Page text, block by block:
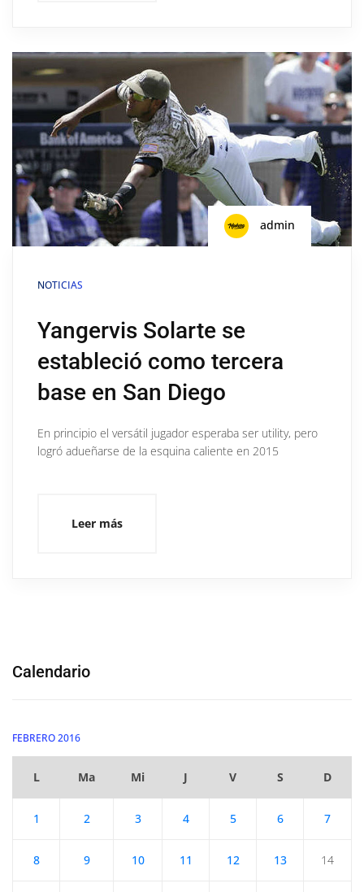
admin
NOTICIAS
Yangervis Solarte se
estableció como tercera
base en San Diego
En principio el versátil jugador esperaba ser utility, pero
logró adueñarse de la esquina caliente en 2015
Leer más
Calendario
FEBRERO 2016
L Ma Mi J V S D
1 2 3 4 5 6 7
8 9 10 11 12 13 14